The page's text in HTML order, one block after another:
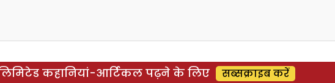
कहानियां-आर्टिकल पढ़ने के लिए सब्सक्राइब करें